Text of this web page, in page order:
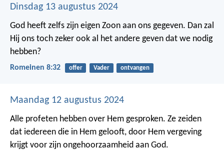
Dinsdag 13 augustus 2024
God heeft zelfs zijn eigen Zoon aan ons gegeven. Dan zal
Hij ons toch zeker ook al het andere geven dat we nodig
hebben?
Romeinen 8:32 offer Vader ontvangen
Maandag 12 augustus 2024
Alle profeten hebben over Hem gesproken. Ze zeiden
dat iedereen die in Hem gelooft, door Hem vergeving
krijgt voor zijn ongehoorzaamheid aan God.